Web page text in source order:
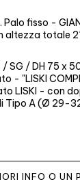
fisso -
totale
SG / DH 75 x
- "LISKI
LISKI - con
Tipo A (Ø 29-
INFO O UN